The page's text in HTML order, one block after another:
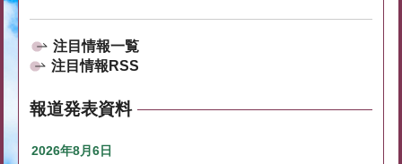
注目情報一覧
注目情報RSS
報道発表資料
2026年8月6日